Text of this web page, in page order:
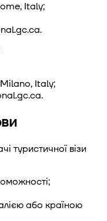
Italy;
.
Milano, Italy;
.
туристичної візи
або країною